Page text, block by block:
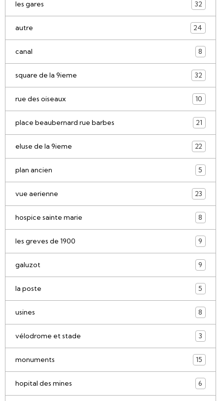
les gares 32
autre 24
canal 8
square de la 9ieme 32
rue des oiseaux 10
place beaubernard rue barbes 21
eluse de la 9ieme 22
plan ancien 5
vue aerienne 23
hospice sainte marie 8
les greves de 1900 9
galuzot 9
la poste 5
usines 8
vélodrome et stade 3
monuments 15
hopital des mines 6